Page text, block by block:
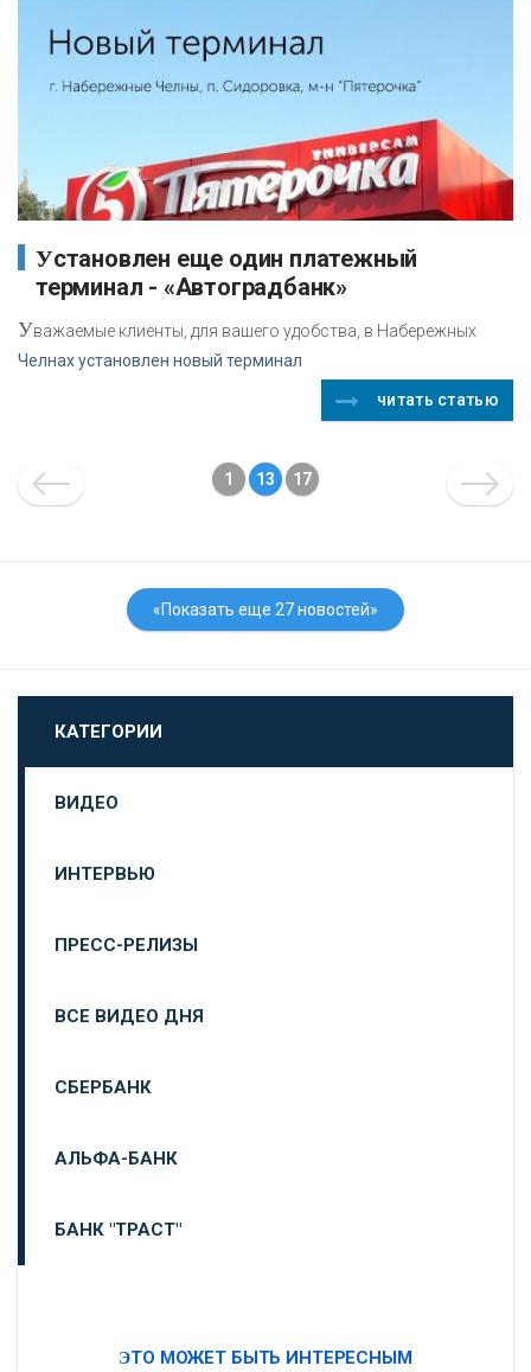
Установлен еще один платежный
терминал - «Автоградбанк»
Уважаемые клиенты, для вашего удобства, в Набережных
Челнах установлен новый терминал
читать статью
1 13 17
«Показать еще 27 новостей»
КАТЕГОРИИ
ВИДЕО
ИНТЕРВЬЮ
ПРЕСС-РЕЛИЗЫ
ВСЕ ВИДЕО ДНЯ
СБЕРБАНК
АЛЬФА-БАНК
БАНК "ТРАСТ"
ЭТО МОЖЕТ БЫТЬ ИНТЕРЕСНЫМ